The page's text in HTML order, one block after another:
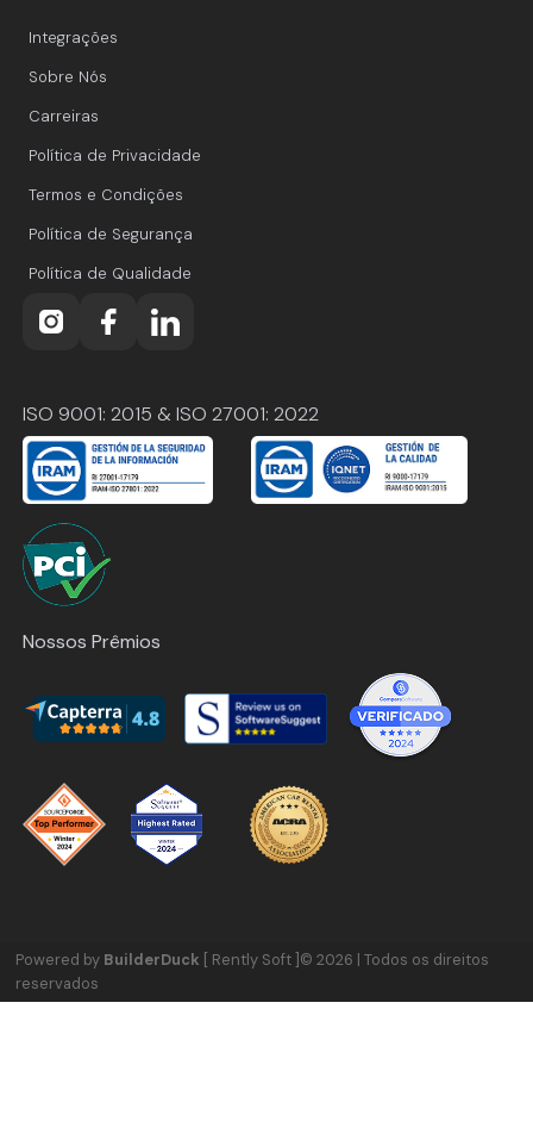
Integrações
Sobre Nós
Carreiras
Política de Privacidade
Termos e Condições
Política de Segurança
Política de Qualidade
ISO 9001: 2015 & ISO 27001: 2022
Nossos Prêmios
Powered by BuilderDuck [ Rently Soft ]©2026 |Todos os direitos
reservados